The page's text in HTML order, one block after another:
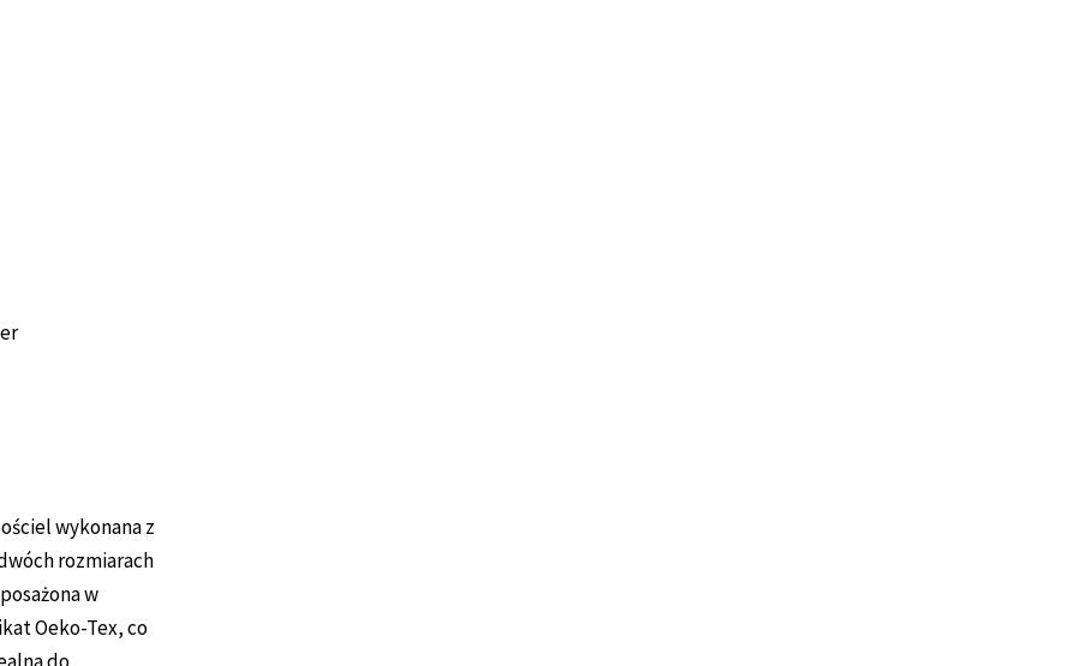
wykona­na z
rozmiarach
w
Oeko-Tex, co